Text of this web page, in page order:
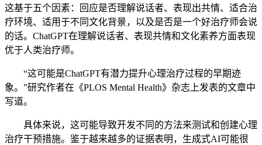
这基于五个因素：回应是否理解说话者、表现出共情、适合治
疗环境、适用于不同文化背景，以及是否是一个好治疗师会说
的话。ChatGPT在理解说话者、表现共情和文化素养方面表现
优于人类治疗师。
“这可能是ChatGPT有潜力提升心理治疗过程的早期迹
象。”研究作者在《PLOS Mental Health》杂志上发表的文章中
写道。
具体来说，这可能导致开发不同的方法来测试和创建心理
治疗干预措施。鉴于越来越多的证据表明，生成式AI可能很